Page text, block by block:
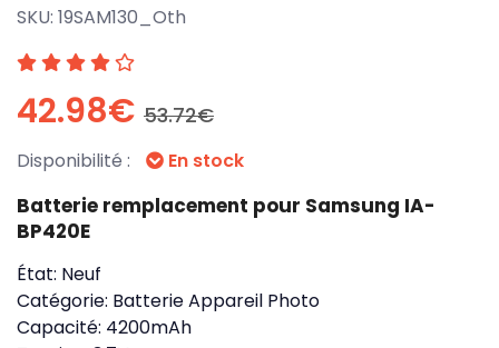
SKU: 19SAM130_Oth
42.98€ 53.72€
Disponibilité : En stock
Batterie remplacement pour Samsung IA-
BP420E
État: Neuf
Catégorie: Batterie Appareil Photo
Capacité: 4200mAh